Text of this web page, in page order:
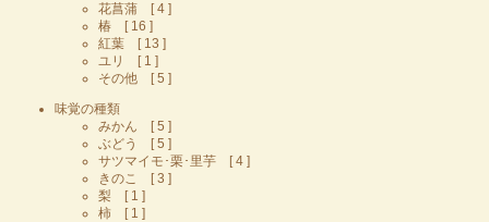
花菖蒲 [ 4 ]
椿 [ 16 ]
紅葉 [ 13 ]
ユリ [ 1 ]
その他 [ 5 ]
味覚の種類
みかん [ 5 ]
ぶどう [ 5 ]
サツマイモ･栗･里芋 [ 4 ]
きのこ [ 3 ]
梨 [ 1 ]
柿 [ 1 ]